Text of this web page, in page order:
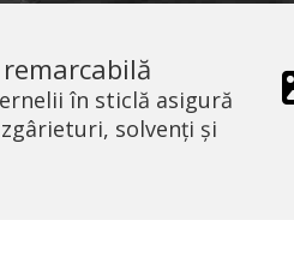
în sticlă asigură
solvenți și